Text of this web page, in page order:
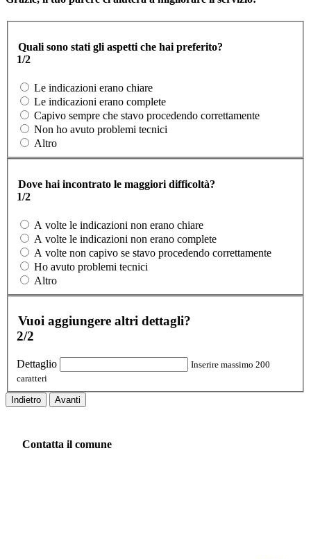
Quali sono stati gli aspetti che hai preferito?
1/2
Le indicazioni erano chiare
Le indicazioni erano complete
Capivo sempre che stavo procedendo correttamente
Non ho avuto problemi tecnici
Altro
Dove hai incontrato le maggiori difficoltà?
1/2
A volte le indicazioni non erano chiare
A volte le indicazioni non erano complete
A volte non capivo se stavo procedendo correttamente
Ho avuto problemi tecnici
Altro
Vuoi aggiungere altri dettagli?
2/2
Dettaglio
Inserire massimo 200
caratteri
Indietro Avanti
Contatta il comune